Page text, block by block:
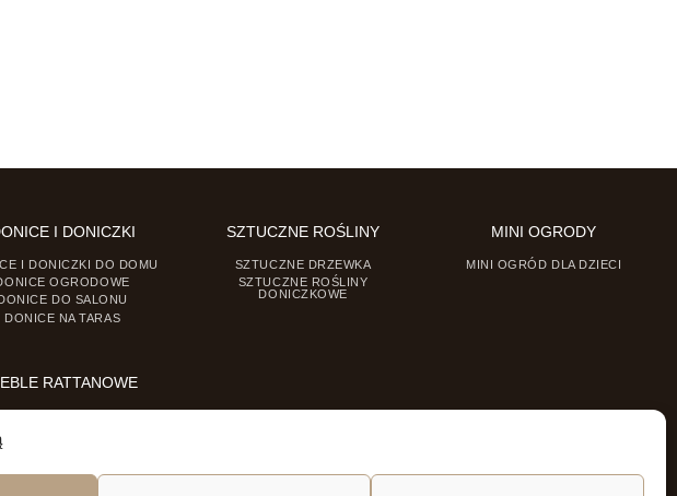
I DONICZKI
I DONICZKI DO DOMU
OGRODOWE
DONICE DO SALONU
DONICE NA TARAS
RATTANOWE
RATTANOWE
SZTUCZNE ROŚLINY
SZTUCZNE DRZEWKA
SZTUCZNE ROŚLINY
DONICZKOWE
MINI OGRODY
MINI OGRÓD DLA DZIECI